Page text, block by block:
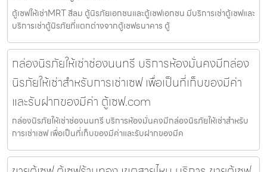
ตู้เซฟให้เช่าMRT สีลม ตู้นิรภัยเอกชนและตู้เซฟเอกชน มีบริการเช่าตู้เซฟและ
บริการเช่าตู้นิรภัยที่แตกต่างจากตู้เซฟธนาคาร ตู้
กล่องนิรภัยให้เช่าช่องนนทรี บริการห้องมั่นคงมีกล่อง
นิรภัยให้เช่าสำหรับการเช่าเซฟ เพื่อเป็นที่เก็บของมีค่า
และรับฝากของมีค่า ตู้เซฟ.com
กล่องนิรภัยให้เช่าช่องนนทรี บริการห้องมั่นคงมีกล่องนิรภัยให้เช่าสำหรับ
การเช่าเซฟ เพื่อเป็นที่เก็บของมีค่าและรับฝากของมีค